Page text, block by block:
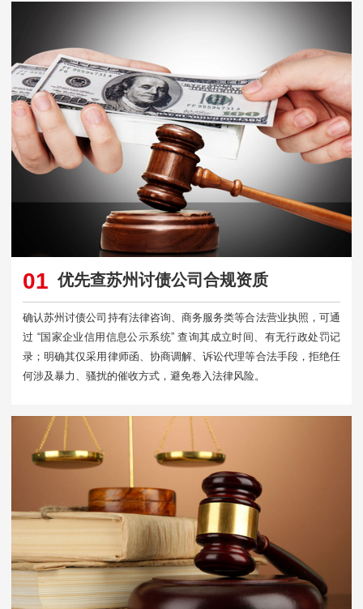
01 优先查苏州讨债公司合规资质
确认苏州讨债公司持有法律咨询、商务服务类等合法营业执照，可通
过 “国家企业信用信息公示系统” 查询其成立时间、有无行政处罚记
录；明确其仅采用律师函、协商调解、诉讼代理等合法手段，拒绝任
何涉及暴力、骚扰的催收方式，避免卷入法律风险。​